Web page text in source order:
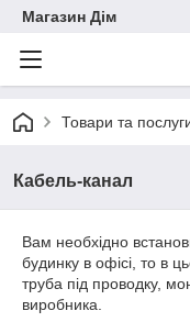
Магазин Дім
Товари та
Кабель-канал
Вам необхідно
будинку в офісі, то в
труба під проводку,
виробника.